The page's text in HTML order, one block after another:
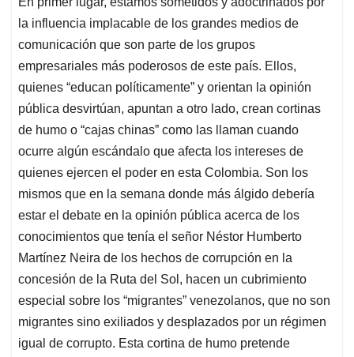
s
A
p
p
b
o
o
k
e
d
I
n
l
a
d
s
la influencia implacable de los grandes medios de
comunicación que son parte de los grupos
empresariales más poderosos de este país. Ellos,
quienes “educan políticamente” y orientan la opinión
pública desvirtúan, apuntan a otro lado, crean cortinas
de humo o “cajas chinas” como las llaman cuando
ocurre algún escándalo que afecta los intereses de
quienes ejercen el poder en esta Colombia. Son los
mismos que en la semana donde más álgido debería
estar el debate en la opinión pública acerca de los
conocimientos que tenía el señor Néstor Humberto
Martínez Neira de los hechos de corrupción en la
concesión de la Ruta del Sol, hacen un cubrimiento
especial sobre los “migrantes” venezolanos, que no son
migrantes sino exiliados y desplazados por un régimen
igual de corrupto. Esta cortina de humo pretende